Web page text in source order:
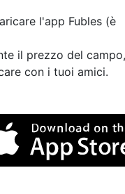
l'app Fubles (è
il prezzo del campo,
con i tuoi amici.